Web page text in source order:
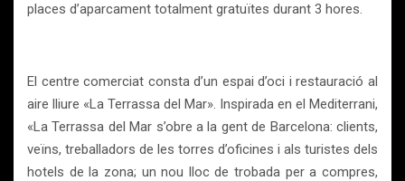
places d’aparcament totalment gratuïtes durant 3 hores.
El centre comerciat consta d’un espai d’oci i restauració al
aire lliure «La Terrassa del Mar». Inspirada en el Mediterrani,
«La Terrassa del Mar s’obre a la gent de Barcelona: clients,
veïns, treballadors de les torres d’oficines i als turistes dels
hotels de la zona; un nou lloc de trobada per a compres,